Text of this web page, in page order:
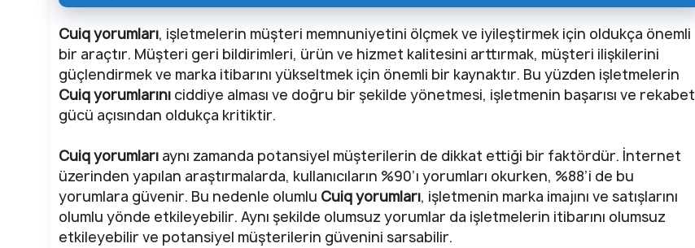
Cuiq yorumları, işletmelerin müşteri memnuniyetini ölçmek ve iyileştirmek için oldukça önemli
bir araçtır. Müşteri geri bildirimleri, ürün ve hizmet kalitesini arttırmak, müşteri ilişkilerini
güçlendirmek ve marka itibarını yükseltmek için önemli bir kaynaktır. Bu yüzden işletmelerin
Cuiq yorumlarını ciddiye alması ve doğru bir şekilde yönetmesi, işletmenin başarısı ve rekabet
gücü açısından oldukça kritiktir.
Cuiq yorumları aynı zamanda potansiyel müşterilerin de dikkat ettiği bir faktördür. İnternet
üzerinden yapılan araştırmalarda, kullanıcıların %90’ı yorumları okurken, %88’i de bu
yorumlara güvenir. Bu nedenle olumlu Cuiq yorumları, işletmenin marka imajını ve satışlarını
olumlu yönde etkileyebilir. Aynı şekilde olumsuz yorumlar da işletmelerin itibarını olumsuz
etkileyebilir ve potansiyel müşterilerin güvenini sarsabilir.